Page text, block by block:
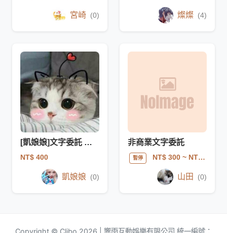
宮崎 (0) 燦燦 (4)
[凱娘娘]文字委託 驚喜包
NT$ 400
凱娘娘 (0)
非商業文字委託
暫停 NT$ 300~ NT$ 2500
山田 (0)
Copyright © Clibo 2026 | 響雨互動娛樂有限公司 統一編號：